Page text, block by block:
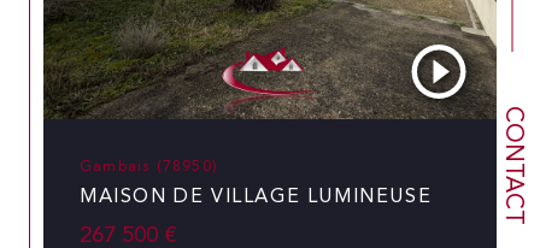
CONTACT
Gambais (78950)
MAISON DE VILLAGE LUMINEUSE
267 500 €